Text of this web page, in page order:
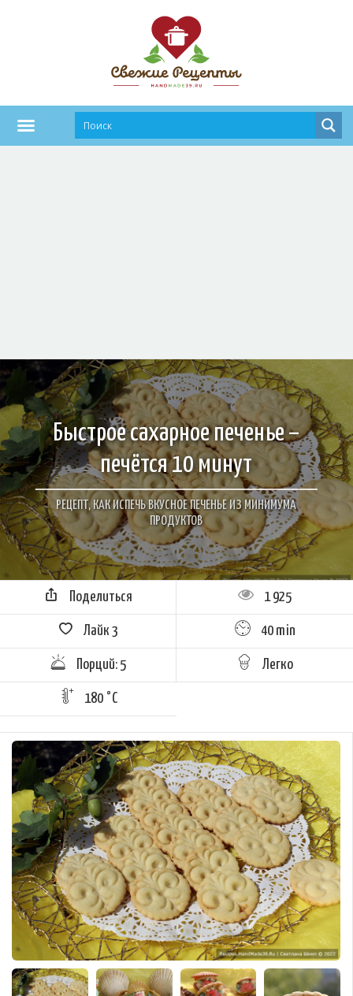
Быстрое сахарное печенье –
печётся 10 минут
РЕЦЕПТ, КАК ИСПЕЧЬ ВКУСНОЕ ПЕЧЕНЬЕ ИЗ МИНИМУМА
ПРОДУКТОВ
Поделиться 1 925
Лайк 3 40 min
Порций: 5 Легко
180 °C